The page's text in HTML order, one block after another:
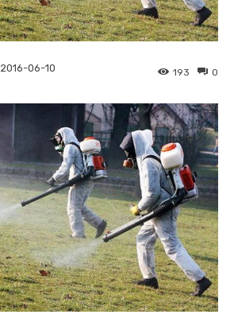
2016-06-10 0
193